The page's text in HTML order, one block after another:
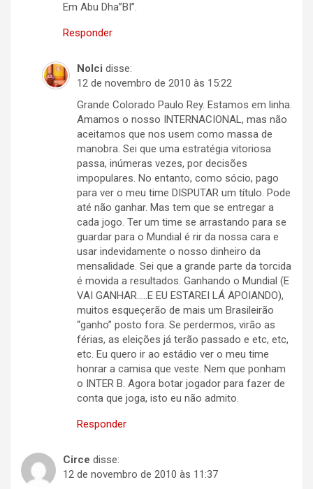
Em Abu Dha”BI”.
Responder
Nolci disse:
12 de novembro de 2010 às 15:22
Grande Colorado Paulo Rey. Estamos em linha.
Amamos o nosso INTERNACIONAL, mas não
aceitamos que nos usem como massa de
manobra. Sei que uma estratégia vitoriosa
passa, inúmeras vezes, por decisões
impopulares. No entanto, como sócio, pago
para ver o meu time DISPUTAR um título. Pode
até não ganhar. Mas tem que se entregar a
cada jogo. Ter um time se arrastando para se
guardar para o Mundial é rir da nossa cara e
usar indevidamente o nosso dinheiro da
mensalidade. Sei que a grande parte da torcida
é movida a resultados. Ganhando o Mundial (E
VAI GANHAR…..E EU ESTAREI LÁ APOIANDO),
muitos esqueçerão de mais um Brasileirão
“ganho” posto fora. Se perdermos, virão as
férias, as eleições já terão passado e etc, etc,
etc. Eu quero ir ao estádio ver o meu time
honrar a camisa que veste. Nem que ponham
o INTER B. Agora botar jogador para fazer de
conta que joga, isto eu não admito.
Responder
Circe disse:
12 de novembro de 2010 às 11:37